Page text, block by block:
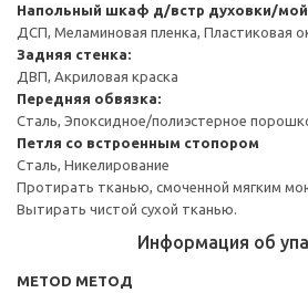
Напольный шкаф д/встр духовки/
ДСП, Меламиновая пленка, Пластиковая
Задняя стенка:
ДВП, Акриловая краска
Передняя обвязка:
Сталь, Эпоксидное/полиэстерное
Петля со встроенным стопором
Сталь, Никелирование
Протирать тканью, смоченной мягким
Вытирать чистой сухой тканью.
Информация об
METOD МЕТОД